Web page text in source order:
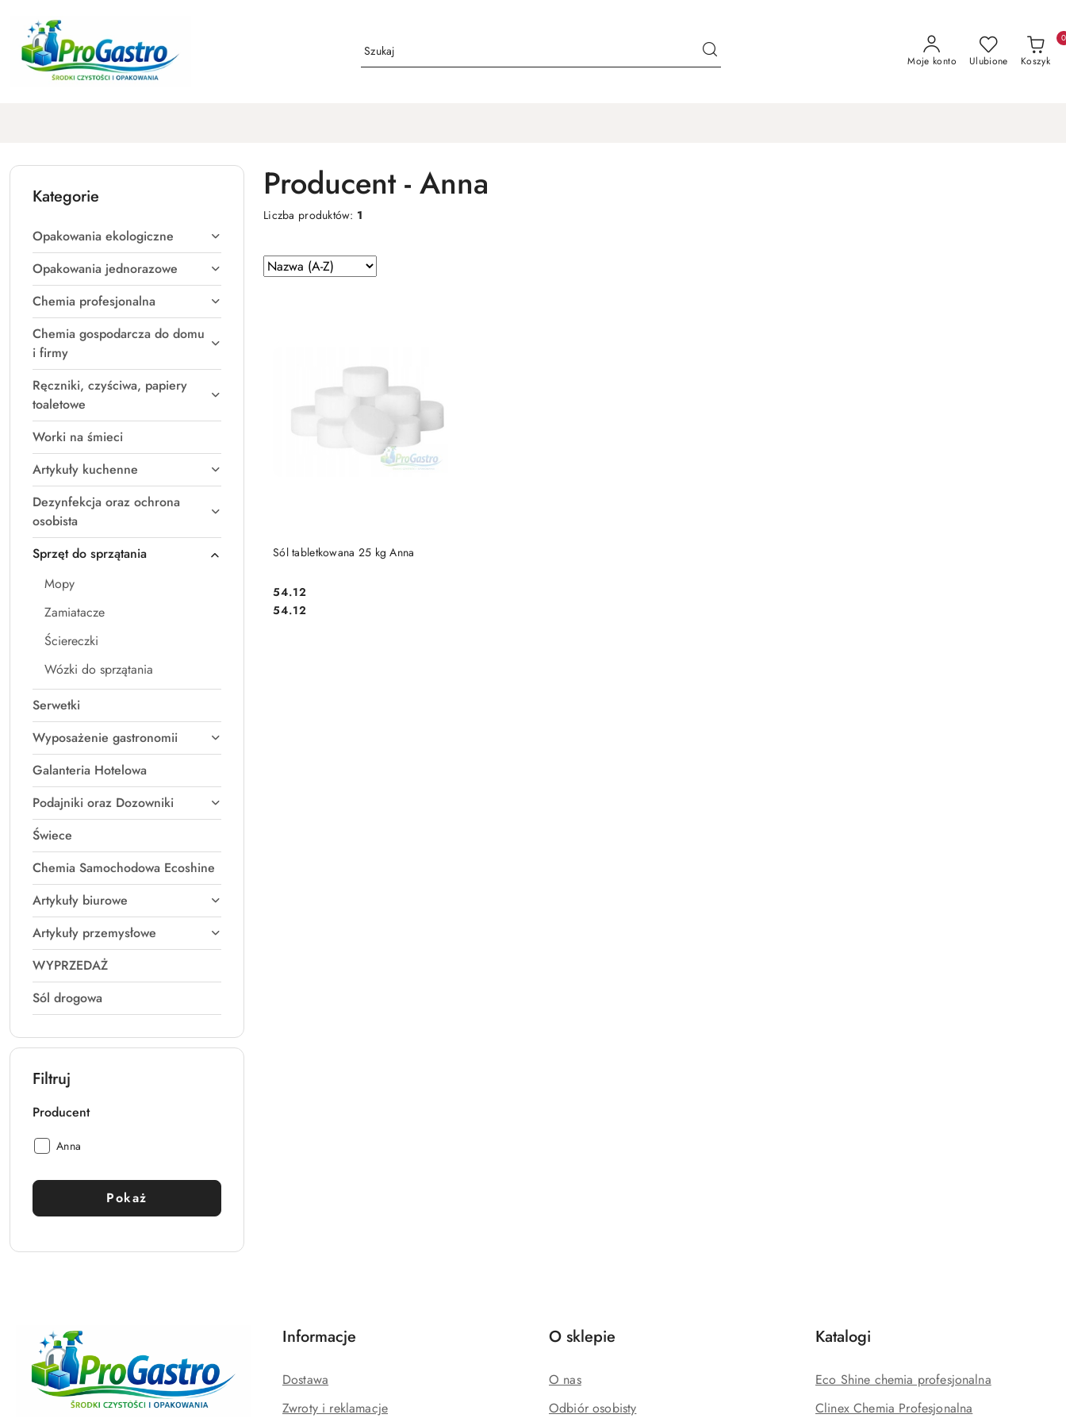
Przejdź do treści głównej
Przejdź do wyszukiwarki
Przejdź do moje konto
Przejdź do menu głównego
Przejdź do stopki
Moje konto Ulubione Koszyk
0
Kategorie
Opakowania ekologiczne
Opakowania jednorazowe
Chemia profesjonalna
Chemia gospodarcza do domu
i firmy
Ręczniki, czyściwa, papiery
toaletowe
Worki na śmieci
Artykuły kuchenne
Dezynfekcja oraz ochrona
osobista
Sprzęt do sprzątania
Mopy
Zamiatacze
Ściereczki
Wózki do sprzątania
Serwetki
Wyposażenie gastronomii
Galanteria Hotelowa
Podajniki oraz Dozowniki
Świece
Chemia Samochodowa Ecoshine
Artykuły biurowe
Artykuły przemysłowe
WYPRZEDAŻ
Sól drogowa
Filtruj
Producent
Producent:
Anna
Pokaż
Producent - Anna
Liczba produktów: 1
Zastosowano
sortowanie:
Sortuj
według
Sól tabletkowana 25 kg Anna
Cena:
54.12
Cena:
54.12
DO KOSZYKA
Informacje
Dostawa
Zwroty i reklamacje
O sklepie
O nas
Odbiór osobisty
Katalogi
Eco Shine chemia profesjonalna
Clinex Chemia Profesjonalna